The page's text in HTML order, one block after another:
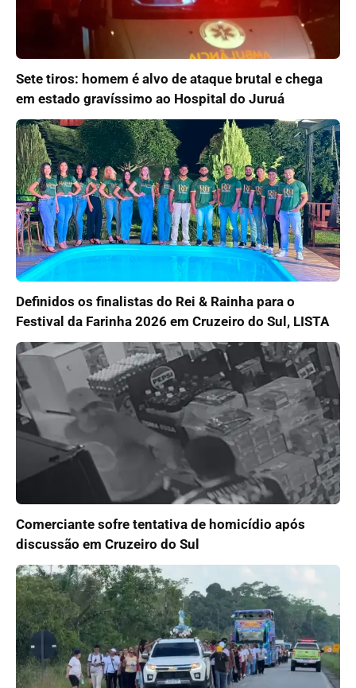
Sete tiros: homem é alvo de ataque brutal e chega
em estado gravíssimo ao Hospital do Juruá
Definidos os finalistas do Rei & Rainha para o
Festival da Farinha 2026 em Cruzeiro do Sul, LISTA
Comerciante sofre tentativa de homicídio após
discussão em Cruzeiro do Sul